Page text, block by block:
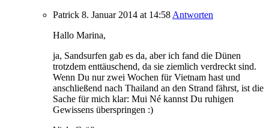
Patrick 8. Januar 2014 at 14:58 Antworten
Hallo Marina,
ja, Sandsurfen gab es da, aber ich fand die Dünen
trotzdem enttäuschend, da sie ziemlich verdreckt sind.
Wenn Du nur zwei Wochen für Vietnam hast und
anschließend nach Thailand an den Strand fährst, ist die
Sache für mich klar: Mui Né kannst Du ruhigen
Gewissens überspringen :)